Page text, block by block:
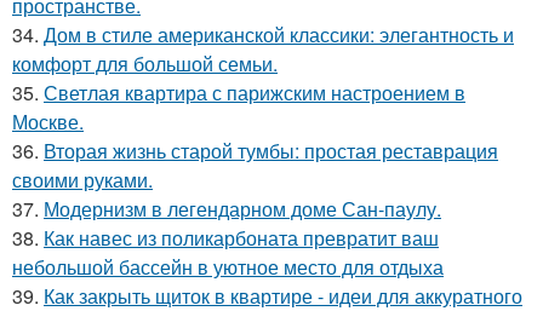
пространстве.
34. Дом в стиле американской классики: элегантность и
комфорт для большой семьи.
35. Светлая квартира с парижским настроением в
Москве.
36. Вторая жизнь старой тумбы: простая реставрация
своими руками.
37. Модернизм в легендарном доме Сан-паулу.
38. Как навес из поликарбоната превратит ваш
небольшой бассейн в уютное место для отдыха
39. Как закрыть щиток в квартире - идеи для аккуратного